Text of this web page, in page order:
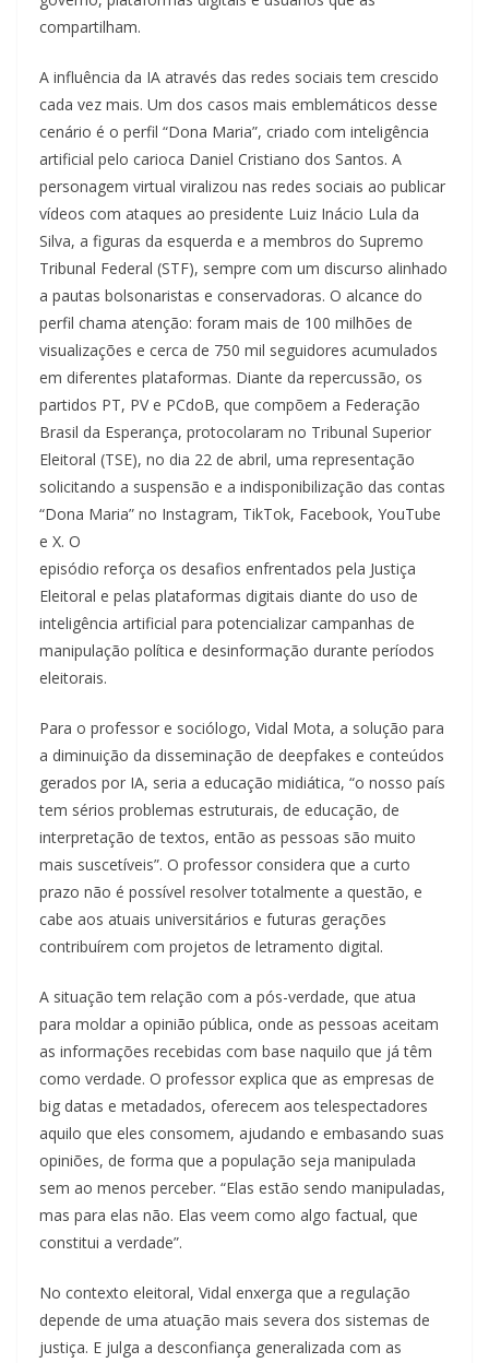
compartilham.
A influência da IA através das redes sociais tem crescido
cada vez mais. Um dos casos mais emblemáticos desse
cenário é o perfil “Dona Maria”, criado com inteligência
artificial pelo carioca Daniel Cristiano dos Santos. A
personagem virtual viralizou nas redes sociais ao publicar
vídeos com ataques ao presidente Luiz Inácio Lula da
Silva, a figuras da esquerda e a membros do Supremo
Tribunal Federal (STF), sempre com um discurso alinhado
a pautas bolsonaristas e conservadoras. O alcance do
perfil chama atenção: foram mais de 100 milhões de
visualizações e cerca de 750 mil seguidores acumulados
em diferentes plataformas. Diante da repercussão, os
partidos PT, PV e PCdoB, que compõem a Federação
Brasil da Esperança, protocolaram no Tribunal Superior
Eleitoral (TSE), no dia 22 de abril, uma representação
solicitando a suspensão e a indisponibilização das contas
“Dona Maria” no Instagram, TikTok, Facebook, YouTube
e X. O
episódio reforça os desafios enfrentados pela Justiça
Eleitoral e pelas plataformas digitais diante do uso de
inteligência artificial para potencializar campanhas de
manipulação política e desinformação durante períodos
eleitorais.
Para o professor e sociólogo, Vidal Mota, a solução para
a diminuição da disseminação de deepfakes e conteúdos
gerados por IA, seria a educação midiática, “o nosso país
tem sérios problemas estruturais, de educação, de
interpretação de textos, então as pessoas são muito
mais suscetíveis”. O professor considera que a curto
prazo não é possível resolver totalmente a questão, e
cabe aos atuais universitários e futuras gerações
contribuírem com projetos de letramento digital.
A situação tem relação com a pós-verdade, que atua
para moldar a opinião pública, onde as pessoas aceitam
as informações recebidas com base naquilo que já têm
como verdade. O professor explica que as empresas de
big datas e metadados, oferecem aos telespectadores
aquilo que eles consomem, ajudando e embasando suas
opiniões, de forma que a população seja manipulada
sem ao menos perceber. “Elas estão sendo manipuladas,
mas para elas não. Elas veem como algo factual, que
constitui a verdade”.
No contexto eleitoral, Vidal enxerga que a regulação
depende de uma atuação mais severa dos sistemas de
justiça. E julga a desconfiança generalizada com as